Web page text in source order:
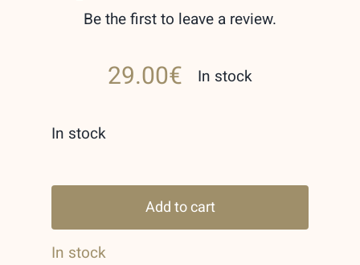
Be the first to leave a review.
29.00€ In stock
In stock
Lattafa
For
Add to cart
In stock